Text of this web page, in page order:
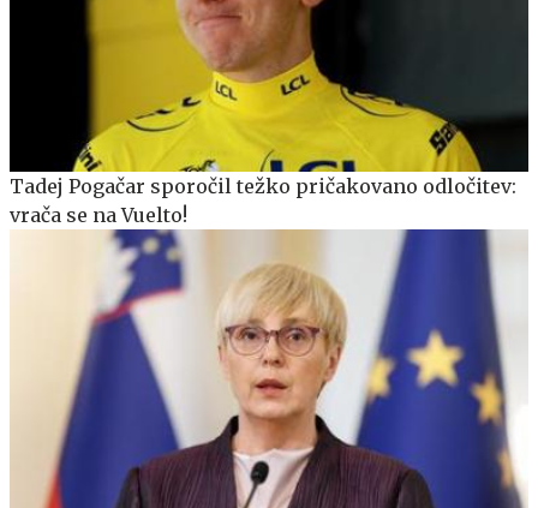
Tadej Pogačar sporočil težko pričakovano odločitev:
vrača se na Vuelto!